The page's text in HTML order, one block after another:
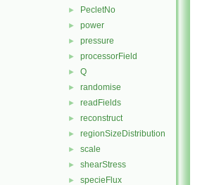
► PecletNo
► power
► pressure
► processorField
► Q
► randomise
► readFields
► reconstruct
► regionSizeDistribution
► scale
► shearStress
► specieFlux